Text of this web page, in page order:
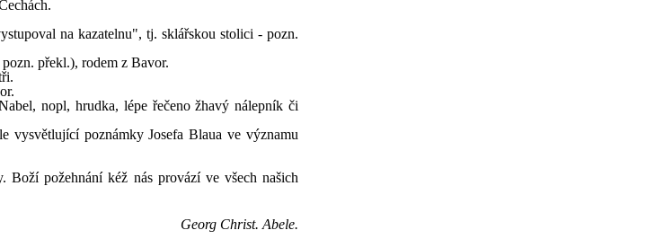
na kazatelnu", tj. sklářskou stolici - pozn.
překl.), rodem z Bavor.
nopl, hrudka, lépe řečeno žhavý nálepník či
poznámky Josefa Blaua ve významu
Boží požehnání kéž nás provází ve všech našich
Georg Christ. Abele.